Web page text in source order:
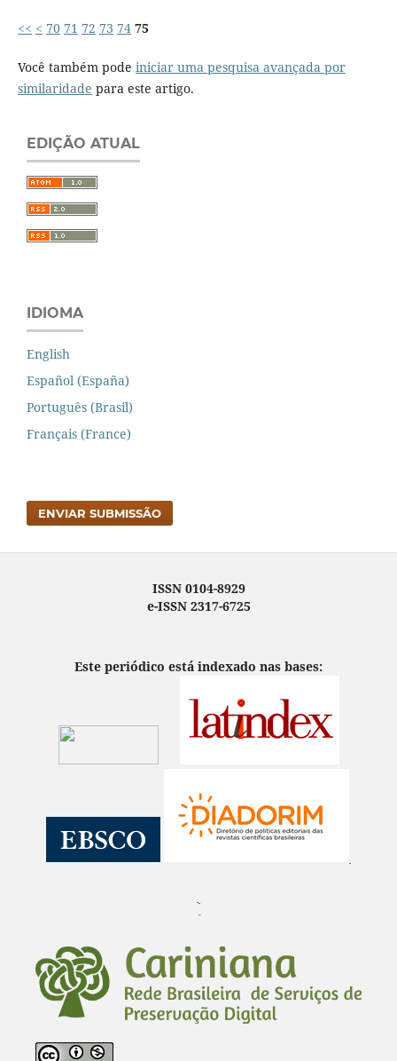
<< < 70 71 72 73 74 75
Você também pode iniciar uma pesquisa avançada por
similaridade para este artigo.
EDIÇÃO ATUAL
IDIOMA
English
Español (España)
Português (Brasil)
Français (France)
ENVIAR SUBMISSÃO
ISSN 0104-8929
e-ISSN 2317-6725
Este periódico está indexado nas bases:
¨